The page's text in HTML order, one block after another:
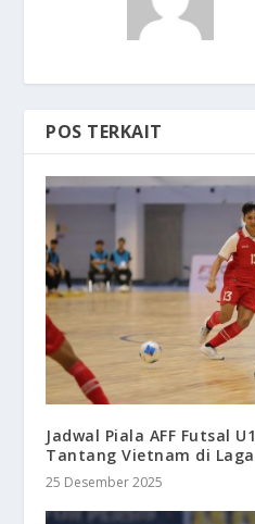
POS TERKAIT
Jadwal Piala AFF Futsal
Tantang Vietnam di Laga
25 Desember 2025